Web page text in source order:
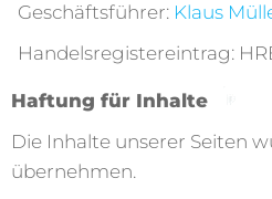
Geschäftsführer: Klaus
Handelsregistereintrag:
Haftung für Inhalte
Die Inhalte unserer Seiten
übernehmen.